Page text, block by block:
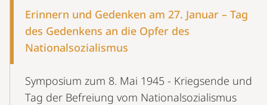
Erinnern und Gedenken am 27. Januar – Tag
des Gedenkens an die Opfer des
Nationalsozialismus
Symposium zum 8. Mai 1945 - Kriegsende und
Tag der Befreiung vom Nationalsozialismus